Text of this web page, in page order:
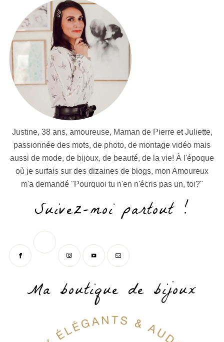
Justine, 38 ans, amoureuse, Maman de Pierre et Juliette,
passionnée des mots, de photo, de montage vidéo mais
aussi de mode, de bijoux, de beauté, de la vie! À l'époque
où je surfais sur des dizaines de blogs, mon Amoureux
m'a demandé "Pourquoi tu n'en n'écris pas un, toi?"
Suivez-moi partout !
Ma boutique de bijoux